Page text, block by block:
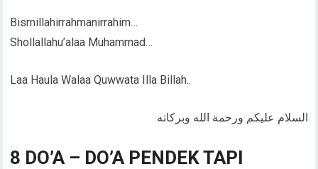
Bismillahirrahmanirrahim…
Shollallahu’alaa Muhammad…
Laa Haula Walaa Quwwata Illa Billah..
السلام عليكم ورحمة الله وبركاته
8 DO’A – DO’A PENDEK TAPI